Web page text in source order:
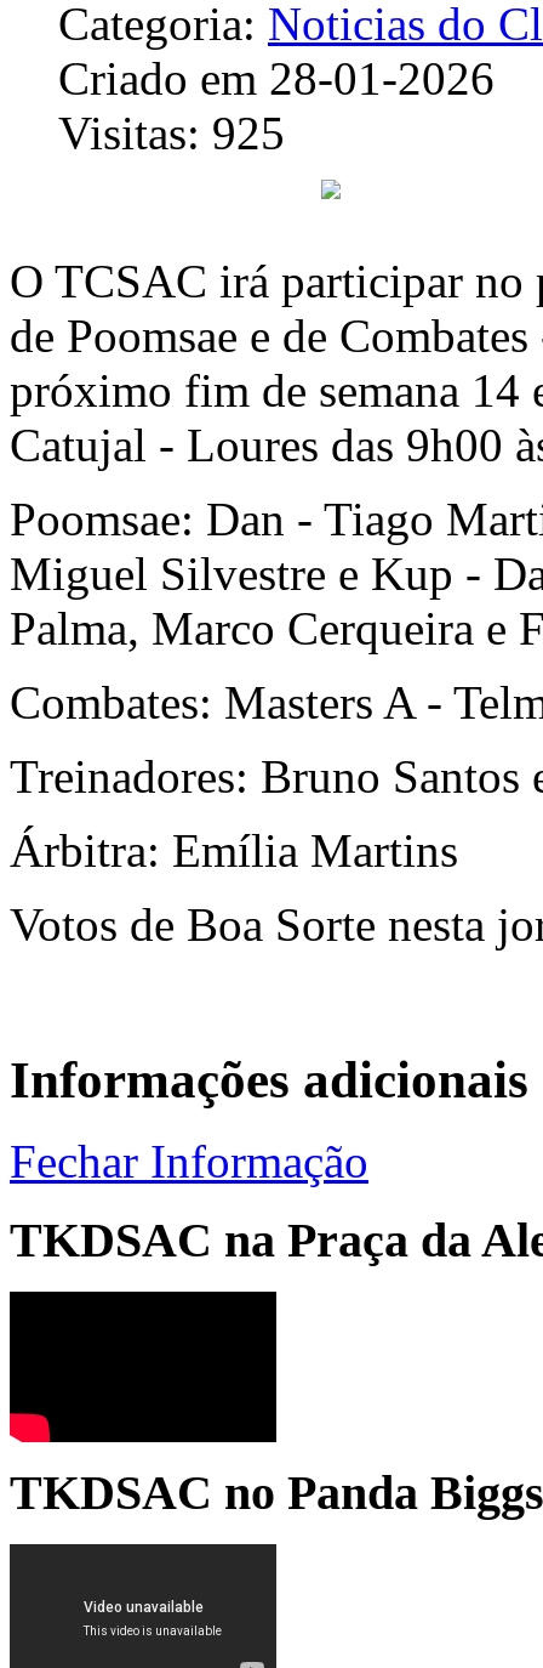
Categoria: Noticias do
Criado em 28-01-2026
Visitas: 925
O TCSAC irá participar no
de Poomsae e de
próximo fim de semana 14
Catujal - Loures das 9h00
Poomsae: Dan - Tiago
Miguel Silvestre e Kup -
Palma, Marco Cerqueira e
Combates: Masters A -
Treinadores: Bruno Santos
Árbitra: Emília Martins
Votos de Boa Sorte nesta
Informações adicionais
Fechar Informação
TKDSAC na Praça da
TKDSAC no Panda Biggs